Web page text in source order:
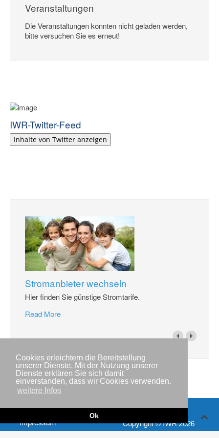
Cookies erleichtern die Bereitstellung
unserer Dienste. Mit der Nutzung unserer
Dienste erklären Sie sich damit
einverstanden, dass wir Cookies verwenden.
weitere Infos
Ok
Veranstaltungen
Die Veranstaltungen konnten nicht geladen werden,
bitte versuchen Sie es erneut!
IWR-Twitter-Feed
Inhalte von Twitter anzeigen
Stromanbieter wechseln
Hier finden Sie günstige Stromtarife.
Read More
Impressum
Copyright © IWR 2026